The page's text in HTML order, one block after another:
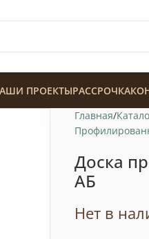
ПРОЕКТЫРАССРОЧКА
Главная
Доска
АБ
Нет в